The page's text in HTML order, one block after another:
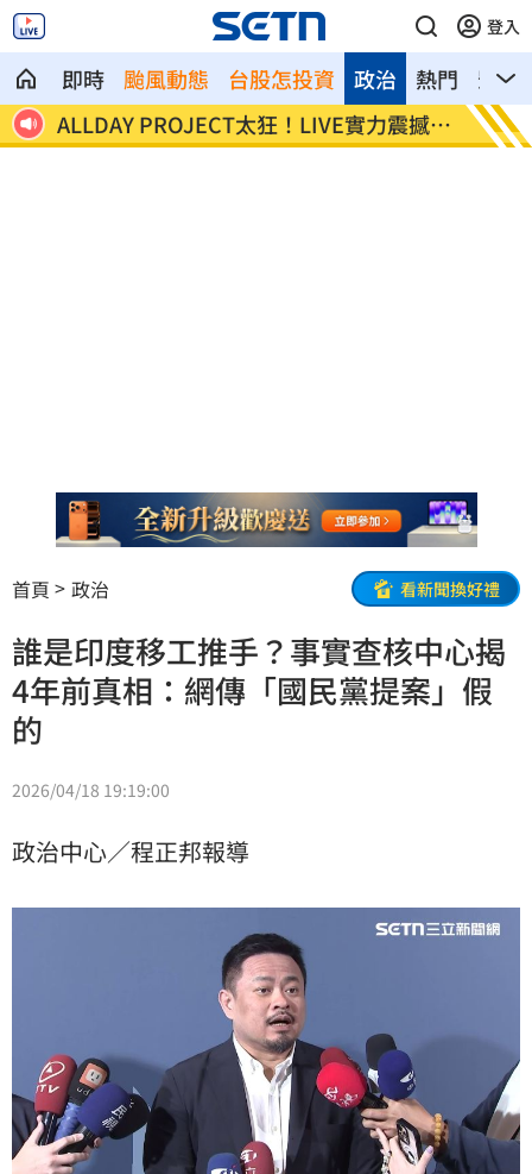
登入
即時 颱風動態 台股怎投資 熱門 影音
政治
全 顧立雄視導第三作戰區 慰勉參演官兵辛
勞
放雙
首頁 政治 看新聞換好禮
誰是印度移工推手？事實查核中心揭
4年前真相：網傳「國民黨提案」假
的
2026/04/18 19:19:00
政治中心／程正邦報導